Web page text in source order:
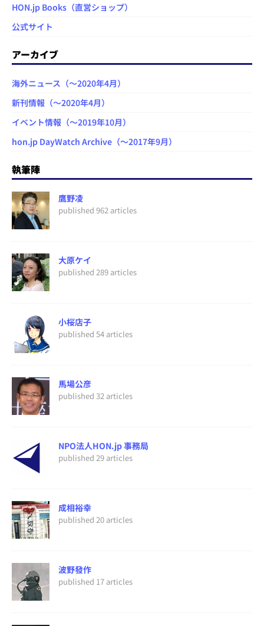
HON.jp Books（直営ショップ）
公式サイト
アーカイブ
海外ニュース（～2020年4月）
新刊情報（～2020年4月）
イベント情報（～2019年10月）
hon.jp DayWatch Archive（～2017年9月）
執筆陣
鷹野凌
published 962 articles
大原ケイ
published 289 articles
小桜店子
published 54 articles
馬場公彦
published 32 articles
NPO法人HON.jp 事務局
published 29 articles
成相裕幸
published 20 articles
波野發作
published 17 articles